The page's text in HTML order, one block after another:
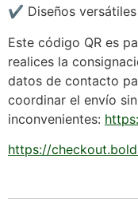
✔ Diseños
Este código QR es
realices la
datos de contacto
coordinar el envío sin
inconvenientes:
https://